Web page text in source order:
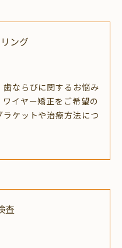
ならびに関するお悩み
イヤー矯正をご希望の
ケットや治療方法につ